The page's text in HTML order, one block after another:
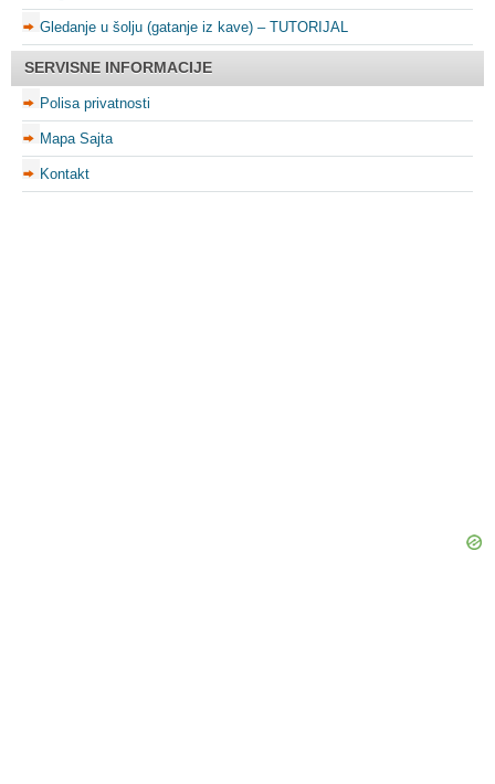
Gledanje u šolju (gatanje iz kave) – TUTORIJAL
SERVISNE INFORMACIJE
Polisa privatnosti
Mapa Sajta
Kontakt